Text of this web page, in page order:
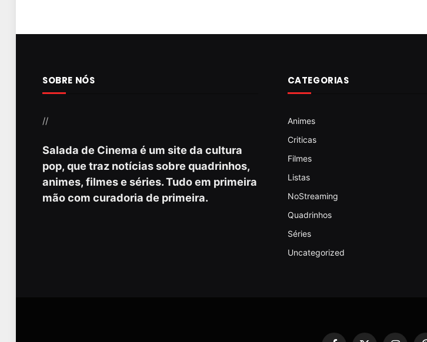
SOBRE NÓS
//
Salada de Cinema é um site da cultura
pop, que traz notícias sobre quadrinhos,
animes, filmes e séries. Tudo em primeira
mão com curadoria de primeira.
CATEGORIAS
Animes
Criticas
Filmes
Listas
NoStreaming
Quadrinhos
Séries
Uncategorized